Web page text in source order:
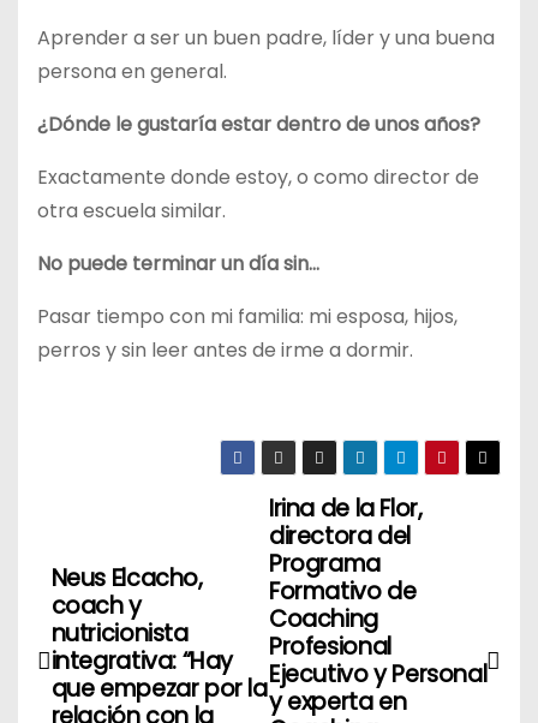
Aprender a ser un buen padre, líder y una buena
persona en general.
¿Dónde le gustaría estar dentro de unos años?
Exactamente donde estoy, o como director de
otra escuela similar.
No puede terminar un día sin…
Pasar tiempo con mi familia: mi esposa, hijos,
perros y sin leer antes de irme a dormir.
a
v
e
Irina de la Flor,
directora del
Programa
Formativo de
Coaching
Profesional
Ejecutivo y Personal
y experta en
Neus Elcacho,
coach y
nutricionista
integrativa: “Hay
que empezar por la
relación con la